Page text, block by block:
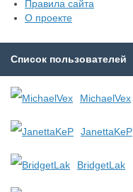
Правила сайта
О проекте
Список пользователей
MichaelVex
JanettaKeP
BridgetLak